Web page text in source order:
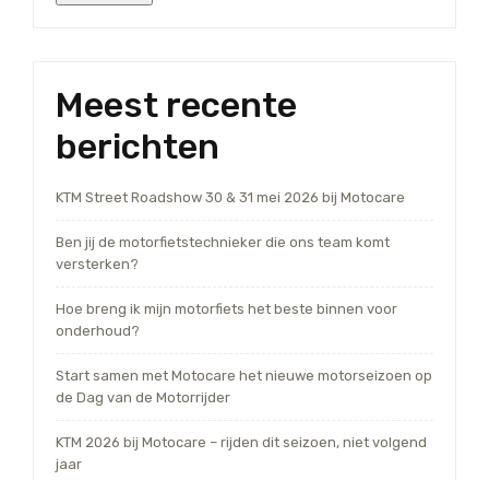
Meest recente
berichten
KTM Street Roadshow 30 & 31 mei 2026 bij Motocare
Ben jij de motorfietstechnieker die ons team komt
versterken?
Hoe breng ik mijn motorfiets het beste binnen voor
onderhoud?
Start samen met Motocare het nieuwe motorseizoen op
de Dag van de Motorrijder
KTM 2026 bij Motocare – rijden dit seizoen, niet volgend
jaar